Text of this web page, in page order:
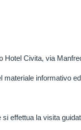
Hotel Civita, via
materiale informativo
si effettua la visita